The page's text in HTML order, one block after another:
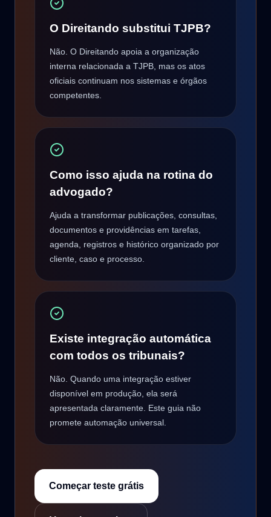
O Direitando substitui TJPB?
Não. O Direitando apoia a organização
interna relacionada a TJPB, mas os atos
oficiais continuam nos sistemas e órgãos
competentes.
Como isso ajuda na rotina do
advogado?
Ajuda a transformar publicações, consultas,
documentos e providências em tarefas,
agenda, registros e histórico organizado por
cliente, caso e processo.
Existe integração automática
com todos os tribunais?
Não. Quando uma integração estiver
disponível em produção, ela será
apresentada claramente. Este guia não
promete automação universal.
Começar teste grátis